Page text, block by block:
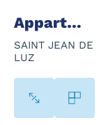
Appartement - 2 Pièce(s) - 35 m²
SAINT JEAN DE
LUZ